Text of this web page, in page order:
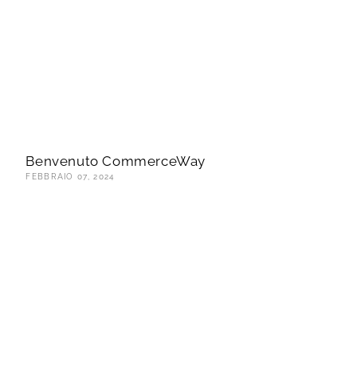
Benvenuto CommerceWay
FEBBRAIO 07, 2024